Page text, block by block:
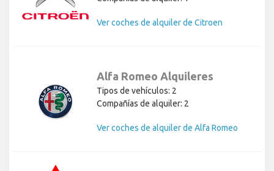
Ver coches de alquiler de Citroen
Alfa Romeo Alquileres
Tipos de vehículos: 2
Compañías de alquiler: 2
Ver coches de alquiler de Alfa Romeo